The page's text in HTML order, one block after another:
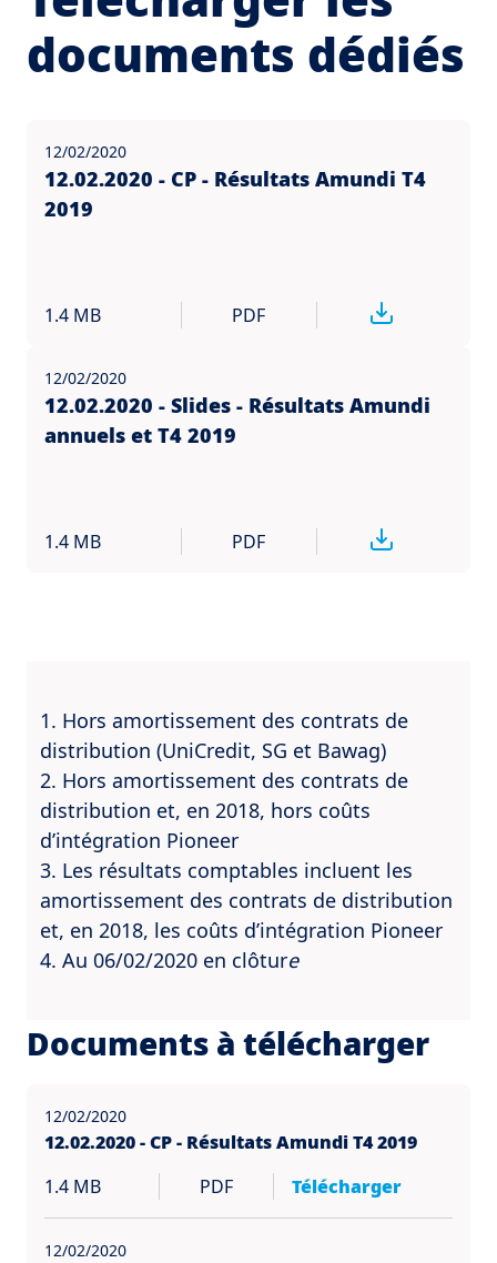
documents dédiés
12/02/2020
12.02.2020 - CP - Résultats Amundi T4
2019
1.4 MB PDF
12/02/2020
12.02.2020 - Slides - Résultats Amundi
annuels et T4 2019
1.4 MB PDF
1. Hors amortissement des contrats de
distribution (UniCredit, SG et Bawag)
2. Hors amortissement des contrats de
distribution et, en 2018, hors coûts
d’intégration Pioneer
3. Les résultats comptables incluent les
amortissement des contrats de distribution
et, en 2018, les coûts d’intégration Pioneer
4. Au 06/02/2020 en clôture
Documents à télécharger
12/02/2020
12.02.2020 - CP - Résultats Amundi T4 2019
1.4 MB
PDF Télécharger
12/02/2020